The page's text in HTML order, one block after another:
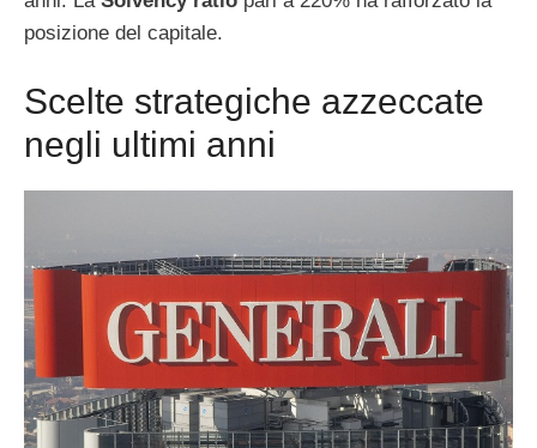
posizione del capitale.
Scelte strategiche azzeccate
negli ultimi anni